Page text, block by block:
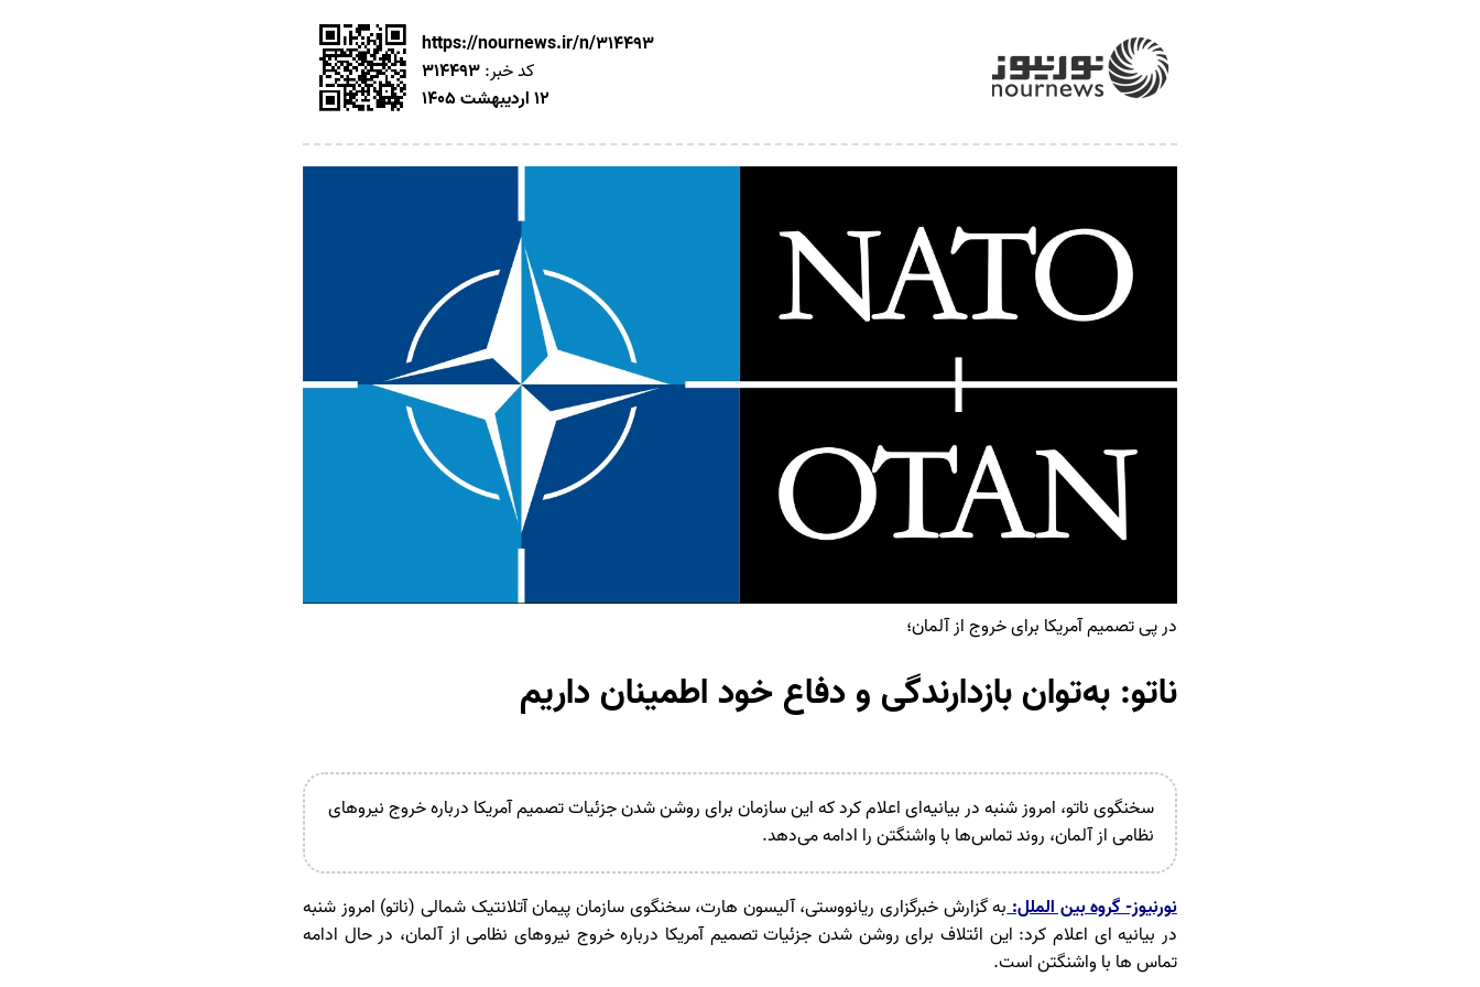
https://nournews.ir/n/314493
کد خبر:314493
12 اردیبهشت 1405
در پی تصمیم آمریکا برای خروج از آلمان؛
ناتو: به‌توان بازدارندگی و دفاع خود اطمینان داریم
سخنگوی ناتو، امروز شنبه در بیانیه‌ای اعلام کرد که این سازمان برای روشن شدن جزئیات تصمیم آمریکا درباره خروج نیروهای
نظامی از آلمان، روند تماس‌ها با واشنگتن را ادامه می‌دهد.
نورنیوز- گروه بین الملل:به گزارش خبرگزاری ریانووستی، آلیسون هارت، سخنگوی سازمان پیمان آتلانتیک شمالی (ناتو) امروز شنبه
در بیانیه ای اعلام کرد: این ائتلاف برای روشن شدن جزئیات تصمیم آمریکا درباره خروج نیروهای نظامی از آلمان، در حال ادامه
تماس ها با واشنگتن است.